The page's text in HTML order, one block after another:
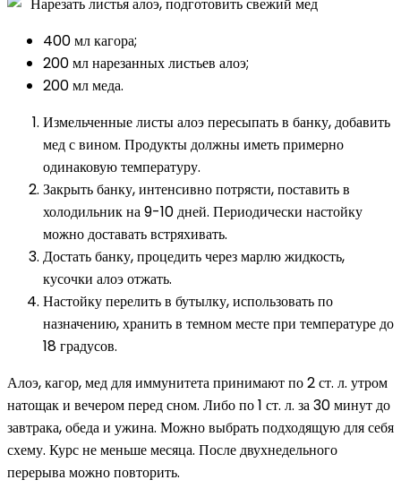
Нарезать листья алоэ, подготовить свежий мед
400 мл кагора;
200 мл нарезанных листьев алоэ;
200 мл меда.
Измельченные листы алоэ пересыпать в банку, добавить
мед с вином. Продукты должны иметь примерно
одинаковую температуру.
Закрыть банку, интенсивно потрясти, поставить в
холодильник на 9-10 дней. Периодически настойку
можно доставать встряхивать.
Достать банку, процедить через марлю жидкость,
кусочки алоэ отжать.
Настойку перелить в бутылку, использовать по
назначению, хранить в темном месте при температуре до
18 градусов.
Алоэ, кагор, мед для иммунитета принимают по 2 ст. л. утром
натощак и вечером перед сном. Либо по 1 ст. л. за 30 минут до
завтрака, обеда и ужина. Можно выбрать подходящую для себя
схему. Курс не меньше месяца. После двухнедельного
перерыва можно повторить.